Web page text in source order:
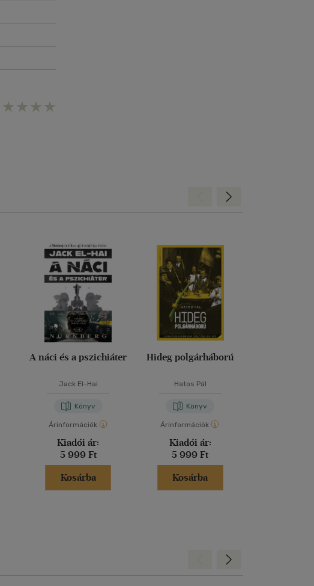
A náci és a pszichiáter
Jack El-Hai
Könyv
Árinformációk
Kiadói ár:
5 999 Ft
Kosárba
Hideg polgárháború
Hatos Pál
Könyv
Árinformációk
Kiadói ár:
5 999 Ft
Kosárba
Előre
Előre